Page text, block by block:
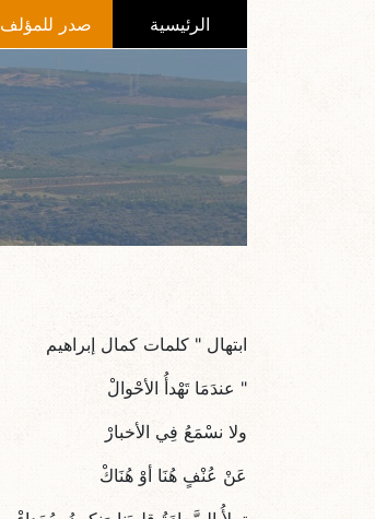
الرئيسية صدر للمؤلف
ابتهال " كلمات كمال إبراهيم
" عندَمَا تَهْدأُ الأحْوالْ
ولا نسْمَعُ فِي الأخبارْ
عَنْ عُنْفٍ هُنَا أوْ هُنَاكْ